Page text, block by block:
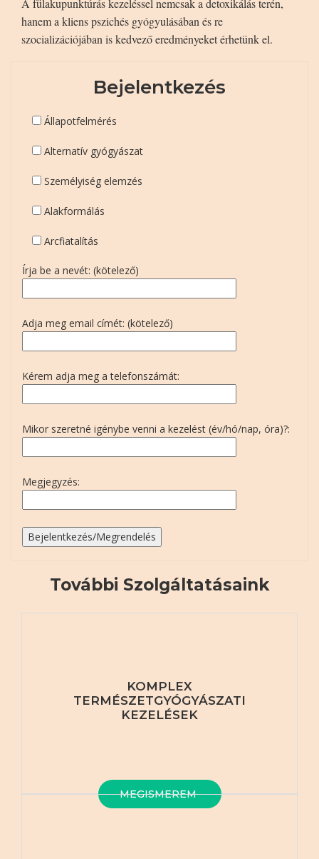
hanem a kliens pszichés gyógyulásában és re
szocializációjában is kedvező eredményeket érhetünk el.
Bejelentkezés
Állapotfelmérés
Alternatív gyógyászat
Személyiség elemzés
Alakformálás
Arcfiatalítás
Írja be a nevét: (kötelező)
Adja meg email címét: (kötelező)
Kérem adja meg a telefonszámát:
Mikor szeretné igénybe venni a kezelést (év/hó/nap, óra)?:
Megjegyzés:
További Szolgáltatásaink
KOMPLEX
TERMÉSZETGYÓGYÁSZATI
KEZELÉSEK
MEGISMEREM